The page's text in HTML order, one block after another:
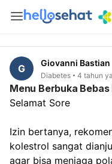
G Giovanni Bastian
Diabetes 4 tahun
Menu Berbuka
Selamat Sore
Izin bertanya,
kolestrol sangat
agar bisa menjaga